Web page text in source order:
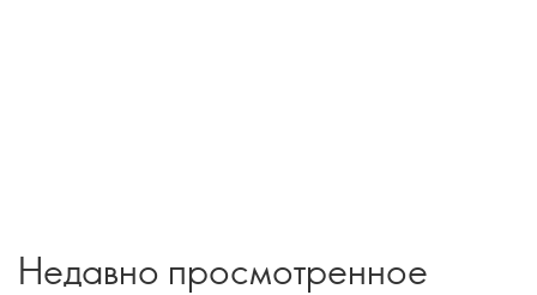
Недавно просмотренное